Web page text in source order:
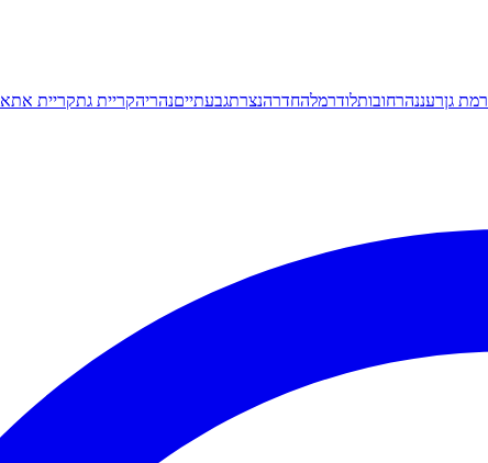
רמת גןרעננהרחובותלודרמלהחדרהנצרתגבעתייםנהריהקריית גתקריית אתא